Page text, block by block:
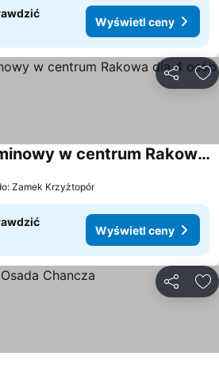
Wyświetl ceny
Nocleg krótkoterminowy w centrum Rakowa dla 4 osób
Zamek Krzyżtopór
Wyświetl ceny